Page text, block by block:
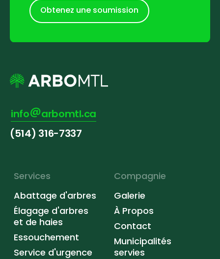
Obtenez une soumission
info arbomtl ca
(514) 316-7337
Services
Abattage d'arbres
Élagage d'arbres
et de haies
Essouchement
Service d'urgence
Compagnie
Galerie
À Propos
Contact
Municipalités
servies